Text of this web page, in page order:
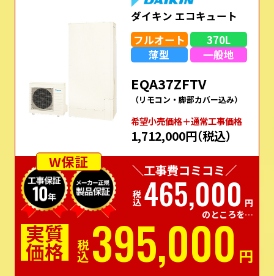
ダイキン エコキュート
フルオート
370L
薄型
一般地
EQA37ZFTV
（リモコン・脚部カバー込み）
希望⼩売価格＋通常⼯事価格
1,712,000円（税込）
W保証
＼工事費コミコミ／
税込465,000 円
のところを…
実質
価格 税込395,000 円